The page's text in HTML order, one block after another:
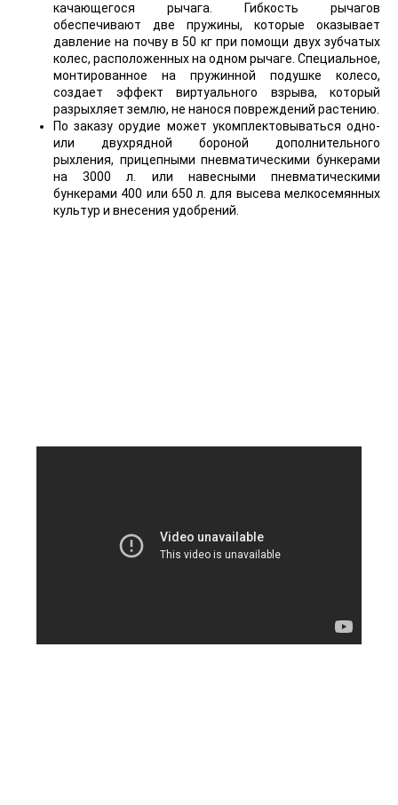
качающегося рычага. Гибкость рычагов
обеспечивают две пружины, которые оказывает
давление на почву в 50 кг при помощи двух зубчатых
колес, расположенных на одном рычаге. Специальное,
монтированное на пружинной подушке колесо,
создает эффект виртуального взрыва, который
разрыхляет землю, не нанося повреждений растению.
По заказу орудие может укомплектовываться одно-
или двухрядной бороной дополнительного
рыхления, прицепными пневматическими бункерами
на 3000 л. или навесными пневматическими
бункерами 400 или 650 л. для высева мелкосемянных
культур и внесения удобрений.